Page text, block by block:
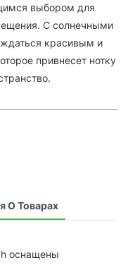
выбором для
С солнечными
красивым и
привнесет нотку
О Товарах
оснащены